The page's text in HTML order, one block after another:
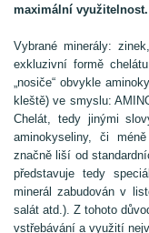
maximální využitelnost.
Vybrané minerály:
exkluzivní formě
„nosiče“ obvykle
kleště) ve smyslu:
Chelát, tedy jinými
aminokyseliny, či
značně liší od
představuje tedy
minerál zabudován v
salát atd.). Z tohoto
vstřebávání a využití